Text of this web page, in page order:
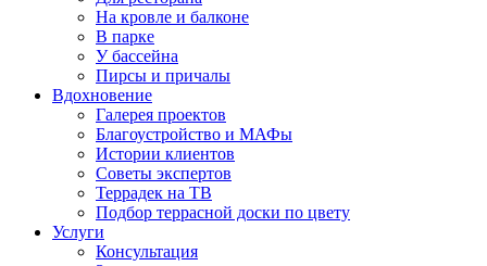
На кровле и балконе
В парке
У бассейна
Пирсы и причалы
Вдохновение
Галерея проектов
Благоустройство и МАФы
Истории клиентов
Советы экспертов
Террадек на ТВ
Подбор террасной доски по цвету
Услуги
Консультация